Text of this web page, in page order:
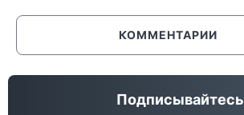
КОММЕНТАРИИ
Подписывайтесь